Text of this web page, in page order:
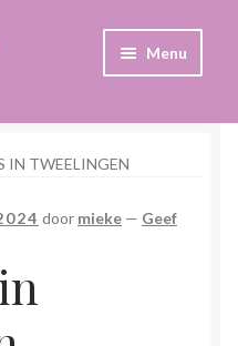
Menu
tijd
IN TWEELINGEN
door mieke — Geef